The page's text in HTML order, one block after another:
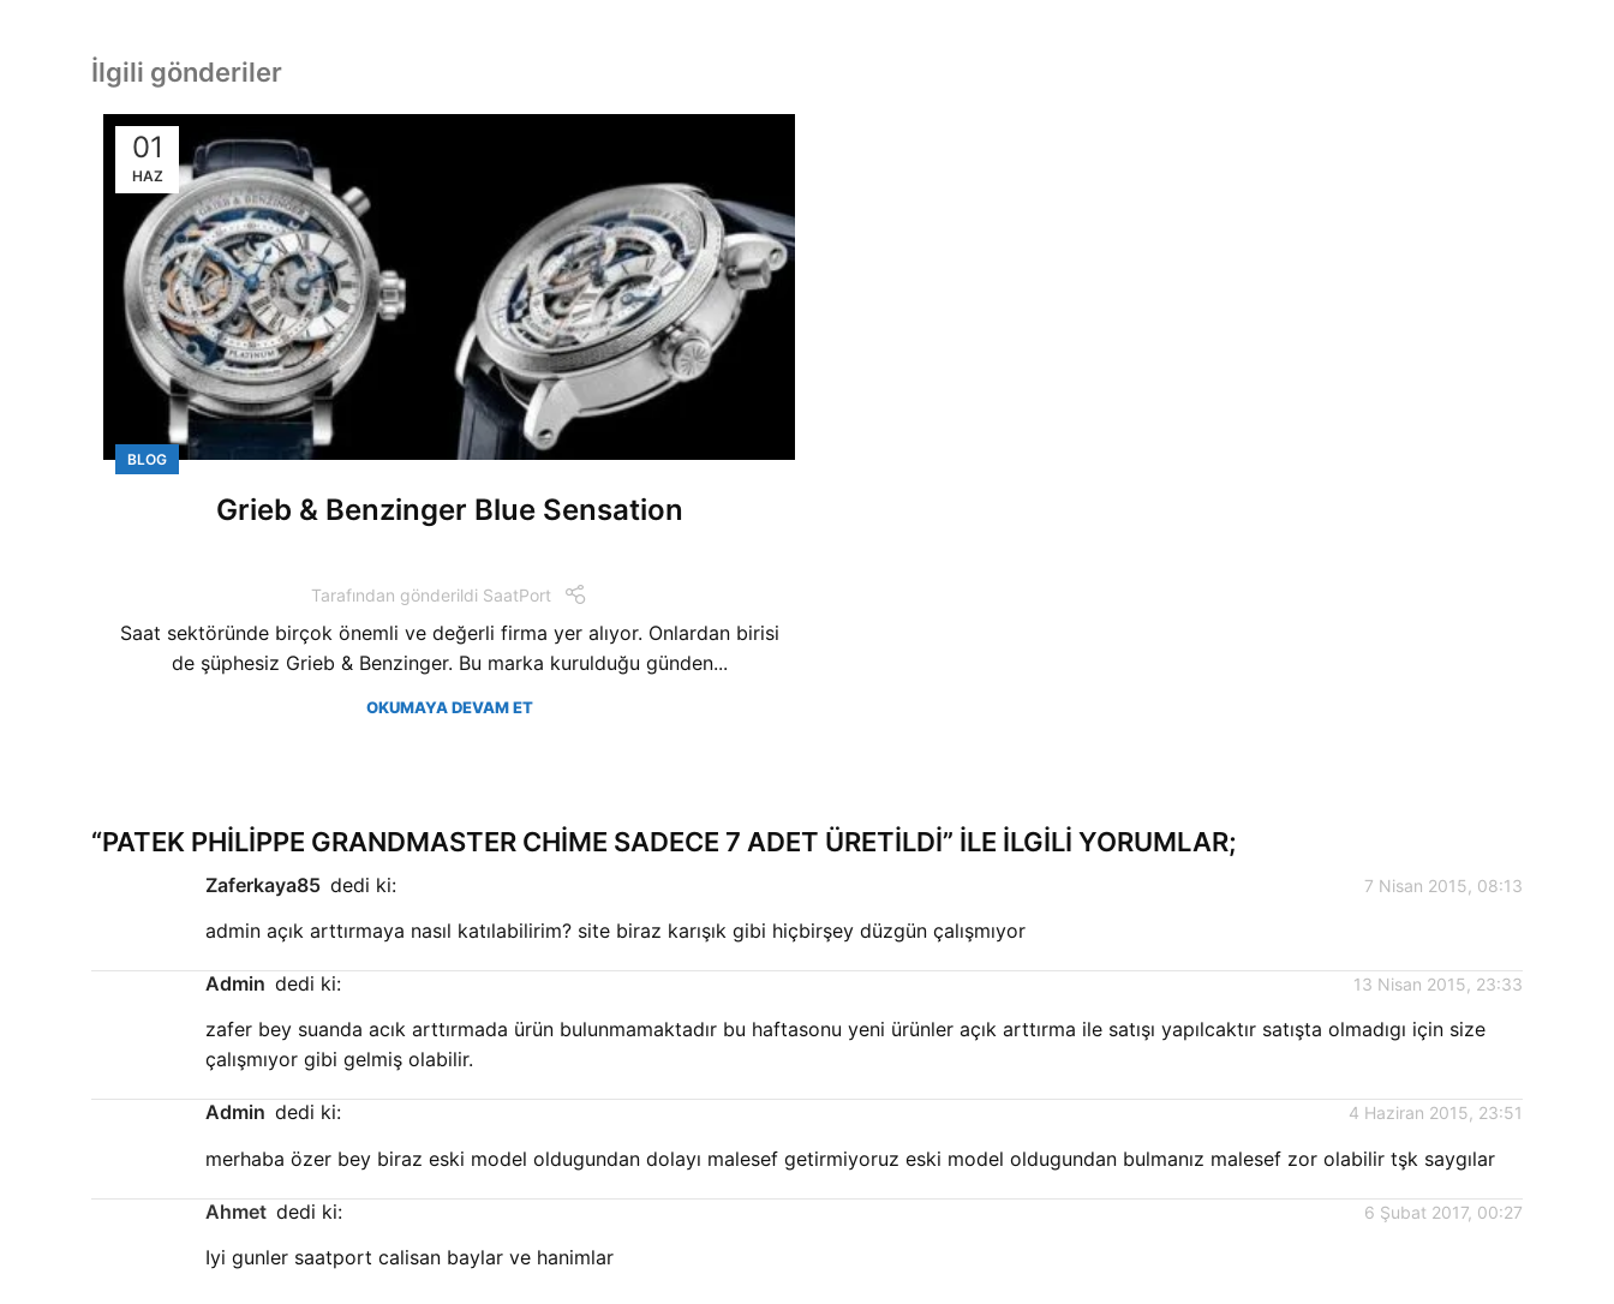
İlgili gönderiler
01
HAZ
BLOG
Grieb & Benzinger Blue Sensation
Tarafından gönderildi SaatPort
Saat sektöründe birçok önemli ve değerli firma yer alıyor. Onlardan birisi
de şüphesiz Grieb & Benzinger. Bu marka kurulduğu günden...
OKUMAYA DEVAM ET
“PATEK PHILIPPE GRANDMASTER CHIME SADECE 7 ADET ÜRETILDI” ILE ILGILI YORUMLAR;
zaferkaya85 dedi ki: 7 Nisan 2015, 08:13
admin açık arttırmaya nasıl katılabilirim? site biraz karışık gibi hiçbirşey düzgün çalışmıyor
admin dedi ki: 13 Nisan 2015, 23:33
zafer bey suanda acık arttırmada ürün bulunmamaktadır bu haftasonu yeni ürünler açık arttırma ile satışı yapılcaktır satışta olmadıgı için size
çalışmıyor gibi gelmiş olabilir.
admin dedi ki: 4 Haziran 2015, 23:51
merhaba özer bey biraz eski model oldugundan dolayı malesef getirmiyoruz eski model oldugundan bulmanız malesef zor olabilir tşk saygılar
Ahmet dedi ki: 6 Şubat 2017, 00:27
Iyi gunler saatport calisan baylar ve hanimlar